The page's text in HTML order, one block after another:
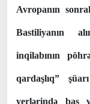
Avropanın
Bastiliyanın
inqilabının
qardaşlıq”
yerlərində baş